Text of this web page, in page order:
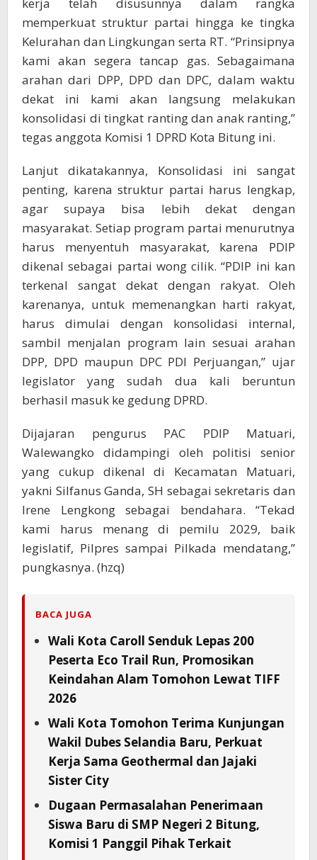
memperkuat struktur partai hingga ke tingka
Kelurahan dan Lingkungan serta RT. “Prinsipnya
kami akan segera tancap gas. Sebagaimana
arahan dari DPP, DPD dan DPC, dalam waktu
dekat ini kami akan langsung melakukan
konsolidasi di tingkat ranting dan anak ranting,”
tegas anggota Komisi 1 DPRD Kota Bitung ini.
Lanjut dikatakannya, Konsolidasi ini sangat
penting, karena struktur partai harus lengkap,
agar supaya bisa lebih dekat dengan
masyarakat. Setiap program partai menurutnya
harus menyentuh masyarakat, karena PDIP
dikenal sebagai partai wong cilik. “PDIP ini kan
terkenal sangat dekat dengan rakyat. Oleh
karenanya, untuk memenangkan harti rakyat,
harus dimulai dengan konsolidasi internal,
sambil menjalan program lain sesuai arahan
DPP, DPD maupun DPC PDI Perjuangan,” ujar
legislator yang sudah dua kali beruntun
berhasil masuk ke gedung DPRD.
Dijajaran pengurus PAC PDIP Matuari,
Walewangko didampingi oleh politisi senior
yang cukup dikenal di Kecamatan Matuari,
yakni Silfanus Ganda, SH sebagai sekretaris dan
Irene Lengkong sebagai bendahara. “Tekad
kami harus menang di pemilu 2029, baik
legislatif, Pilpres sampai Pilkada mendatang,”
pungkasnya. (hzq)
BACA JUGA
Wali Kota Caroll Senduk Lepas 200
Peserta Eco Trail Run, Promosikan
Keindahan Alam Tomohon Lewat TIFF
2026
Wali Kota Tomohon Terima Kunjungan
Wakil Dubes Selandia Baru, Perkuat
Kerja Sama Geothermal dan Jajaki
Sister City
Dugaan Permasalahan Penerimaan
Siswa Baru di SMP Negeri 2 Bitung,
Komisi 1 Panggil Pihak Terkait